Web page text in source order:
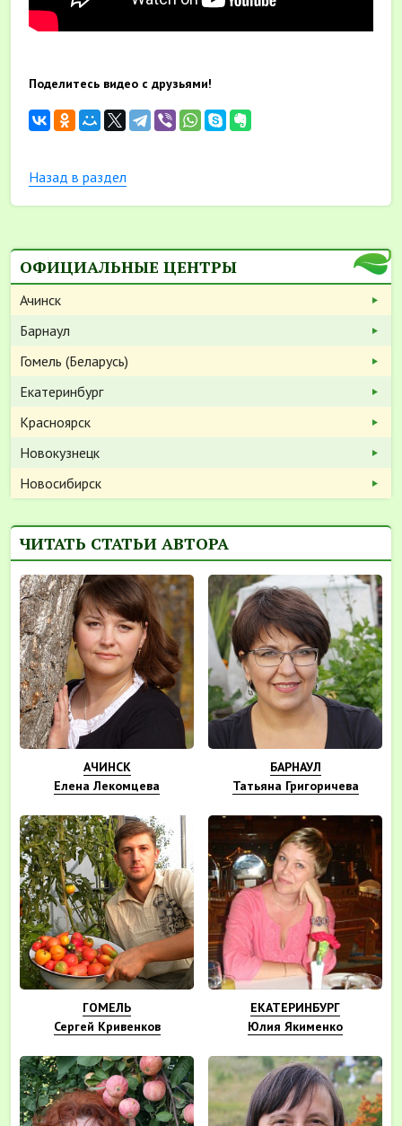
Поделитесь видео с друзьями!
Назад в раздел
ОФИЦИАЛЬНЫЕ ЦЕНТРЫ
Ачинск
Барнаул
Гомель (Беларусь)
Екатеринбург
Красноярск
Новокузнецк
Новосибирск
ЧИТАТЬ СТАТЬИ АВТОРА
АЧИНСК
Елена Лекомцева
БАРНАУЛ
Татьяна Григоричева
ГОМЕЛЬ
Сергей Кривенков
ЕКАТЕРИНБУРГ
Юлия Якименко